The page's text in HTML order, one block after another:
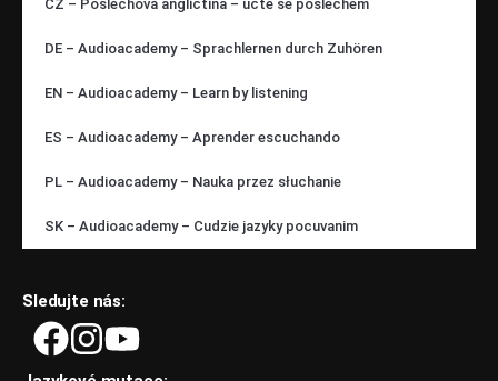
CZ – Poslechová angličtina – učte se poslechem
DE – Audioacademy – Sprachlernen durch Zuhören
EN – Audioacademy – Learn by listening
ES – Audioacademy – Aprender escuchando
PL – Audioacademy – Nauka przez słuchanie
SK – Audioacademy – Cudzie jazyky pocuvanim
Sledujte nás: